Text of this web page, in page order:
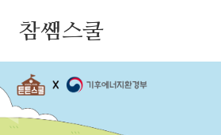
참쌤스쿨
◀